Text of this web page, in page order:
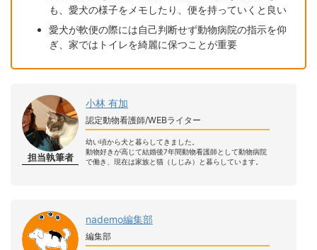
も、愛犬の様子をメモしたり、便を持っていくと良い
愛犬が軟便の際には自己判断せず動物病院の指示を仰
ぎ、家ではトイレを綺麗に保つことが重要
担当執筆者
小林 有加
認定動物看護師/WEBライター
幼い頃から犬と暮らしてきました。
動物好きが高じて結婚後7年間動物看護師として動物病院
で働き、現在は家族と猫（しじみ）と暮らしています。
nademo編集部
編集部